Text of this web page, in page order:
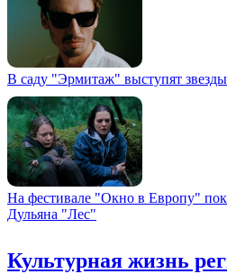
В саду "Эрмитаж" выступят
На фестивале "Окно в Европу"
Дульяна "Лес"
Культурная жизнь